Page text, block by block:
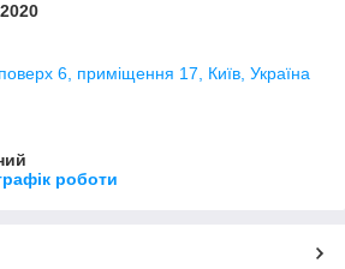
6, приміщення 17, Київ, Україна
роботи